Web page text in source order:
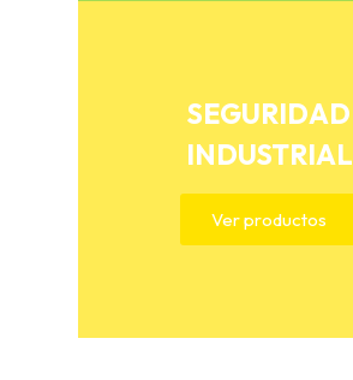
SEGURIDAD
INDUSTRIAL
Ver productos